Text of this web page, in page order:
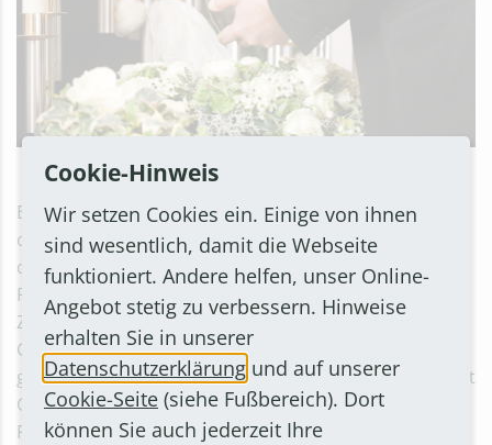
Symbolbild
Ein Gedanke bei dieser besonderen Begräbnisform ist
die erleichterte Pflege der Grabstätte oder Grabanlage
durch die Friedhofsbesucherinnen und
Friedhofsbesucher sowie den Stadtbetrieb Bornheim.
Zudem bietet die Anlage einen einheitlichen
Gesamteindruck. Aus diesem Grund ist es nicht
gestattet, die Grabstätten individuell und dauerhaft mit
Grabschmuck oder ähnlichem zu versehen. Die
Friedhofsverwaltung bittet darum, Grabschmuck,
Cookie-Hinweis
Wir setzen Cookies ein. Einige von ihnen
sind wesentlich, damit die Webseite
funktioniert. Andere helfen, unser Online-
Angebot stetig zu verbessern. Hinweise
erhalten Sie in unserer
Datenschutzerklärung und auf unserer
Cookie-Seite (siehe Fußbereich). Dort
können Sie auch jederzeit Ihre